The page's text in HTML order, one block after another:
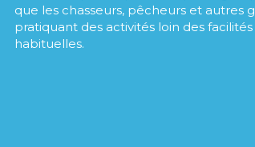
que les chasseurs, pêcheurs et autres
pratiquant des activités loin des facilités
habituelles.